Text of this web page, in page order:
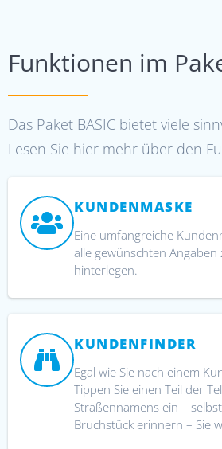
Funktionen im
Das Paket BASIC bietet viele
Lesen Sie hier mehr über den
KUNDENMASKE
Eine umfangreiche
alle gewünschten
hinterlegen.
KUNDENFINDER
Egal wie Sie nach einem
Tippen Sie einen Teil der
Straßennamens ein –
Bruchstück erinnern – Sie